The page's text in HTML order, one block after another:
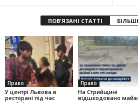
ПОВ'ЯЗАНІ СТАТТІ
Право
У центрі Львова в
ресторані під час
Право
На Стрийщині
відшкодовано